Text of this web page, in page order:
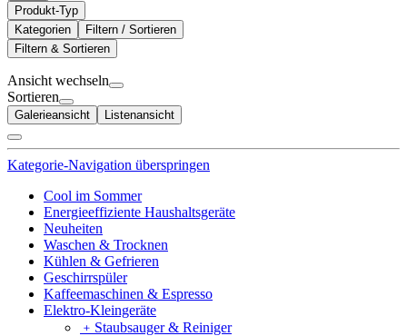
Produkt-Typ
Kategorien
Filtern / Sortieren
Filtern & Sortieren
Ansicht wechseln
Sortieren
Galerieansicht Listenansicht
Kategorie-Navigation überspringen
Cool im Sommer
Energieeffiziente Haushaltsgeräte
Neuheiten
Waschen & Trocknen
Kühlen & Gefrieren
Geschirrspüler
Kaffeemaschinen & Espresso
Elektro-Kleingeräte
﹢ Staubsauger & Reiniger